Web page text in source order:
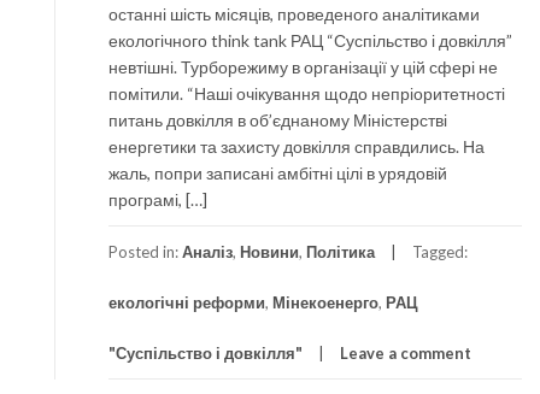
останні шість місяців, проведеного аналітиками
екологічного think tank РАЦ “Суспільство і довкілля”
невтішні. Турборежиму в організації у цій сфері не
помітили. “Наші очікування щодо непріоритетності
питань довкілля в об’єднаному Міністерстві
енергетики та захисту довкілля справдились. На
жаль, попри записані амбітні цілі в урядовій
програмі, […]
Posted in:Аналіз, Новини, Політика Tagged:
екологічні реформи, Мінекоенерго, РАЦ
"Суспільство і довкілля" Leave a comment